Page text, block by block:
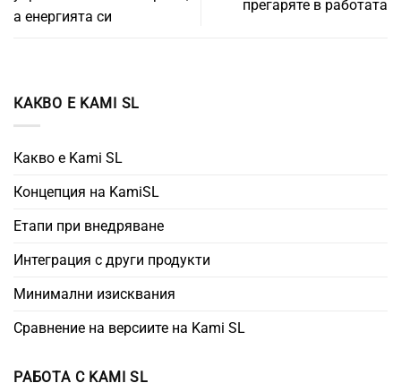
а енергията си
прегаряте в работата
КАКВО Е KAMI SL
Какво е Kami SL
Концепция на KamiSL
Етапи при внедряване
Интеграция с други продукти
Минимални изисквания
Сравнение на версиите на Kami SL
РАБОТА С KAMI SL